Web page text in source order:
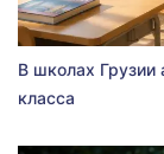
В школах Грузии
класса